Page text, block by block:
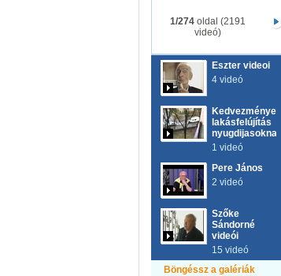
1/274 oldal (2191
videó)
Eszter videoi
4 videó
Kedvezményes
lakásfelújítás
nyugdijasoknak!
1 videó
Pere János
2 videó
Szőke
Sándorné
videói
15 videó
Böngéssz a galériák